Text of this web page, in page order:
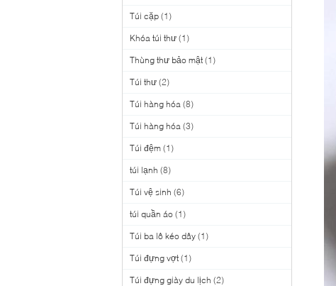
Túi cặp (1)
Khóa túi thư (1)
Thùng thư bảo mật (1)
Túi thư (2)
Túi hàng hóa (8)
Túi hàng hóa (3)
Túi đệm (1)
túi lạnh (8)
Túi vệ sinh (6)
túi quần áo (1)
Túi ba lô kéo dây (1)
Túi đựng vợt (1)
Túi đựng giày du lịch (2)